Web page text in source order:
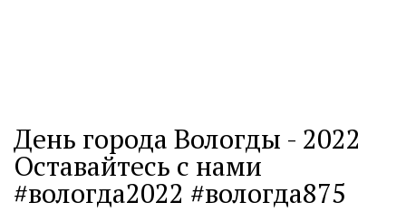
День города Вологды - 2022
Оставайтесь с нами
#вологда2022 #вологда875